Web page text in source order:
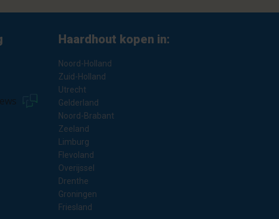
Haardhout kopen in:
Noord-Holland
Zuid-Holland
Utrecht
Gelderland
Noord-Brabant
Zeeland
Limburg
Flevoland
Overijssel
Drenthe
Groningen
Friesland